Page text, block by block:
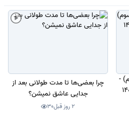
-
1403 - 1404
چرا بعضی‌ها تا مدت طولانی بعد از
جدایی عاشق نمیشن؟
2 روز قبل 30